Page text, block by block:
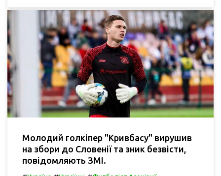
Молодий голкіпер "Кривбасу" вирушив
на збори до Словенії та зник безвісти,
повідомляють ЗМІ.